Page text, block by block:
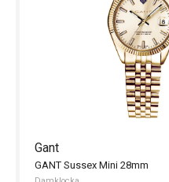
Gant
GANT Sussex Mini 28mm